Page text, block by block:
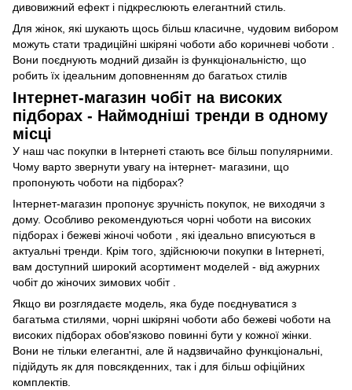
дивовижний ефект і підкреслюють елегантний стиль.
Для жінок, які шукають щось більш класичне, чудовим вибором
можуть стати традиційні шкіряні чоботи або коричневі чоботи .
Вони поєднують модний дизайн із функціональністю, що
робить їх ідеальним доповненням до багатьох стилів
Інтернет-магазин чобіт на високих
підборах - Наймодніші тренди в одному
місці
У наш час покупки в Інтернеті стають все більш популярними.
Чому варто звернути увагу на інтернет- магазини, що
пропонують чоботи на підборах?
Інтернет-магазин пропонує зручність покупок, не виходячи з
дому. Особливо рекомендуються чорні чоботи на високих
підборах і бежеві жіночі чоботи , які ідеально вписуються в
актуальні тренди. Крім того, здійснюючи покупки в Інтернеті,
вам доступний широкий асортимент моделей - від ажурних
чобіт до жіночих зимових чобіт .
Якщо ви розглядаєте модель, яка буде поєднуватися з
багатьма стилями, чорні шкіряні чоботи або бежеві чоботи на
високих підборах обов'язково повинні бути у кожної жінки.
Вони не тільки елегантні, але й надзвичайно функціональні,
підійдуть як для повсякденних, так і для більш офіційних
комплектів.